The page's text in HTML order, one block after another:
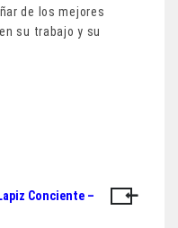
de los mejores
su trabajo y su
Conciente –